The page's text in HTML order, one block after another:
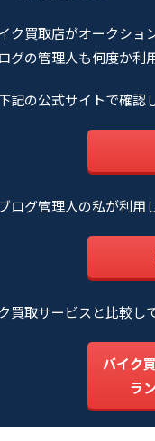
ク買取店がオークショ
グの管理人も何度か利
記の公式サイトで確認
ログ管理人の私が利
買取サービスと比較し
バイク
ラ